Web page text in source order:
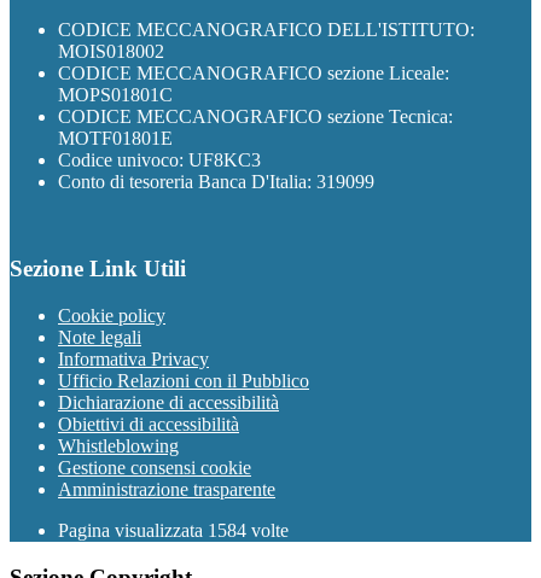
CODICE MECCANOGRAFICO DELL'ISTITUTO:
MOIS018002
CODICE MECCANOGRAFICO sezione Liceale:
MOPS01801C
CODICE MECCANOGRAFICO sezione Tecnica:
MOTF01801E
Codice univoco: UF8KC3
Conto di tesoreria Banca D'Italia: 319099
Sezione Link Utili
Cookie policy
Note legali
Informativa Privacy
Ufficio Relazioni con il Pubblico
Dichiarazione di accessibilità
Obiettivi di accessibilità
Whistleblowing
Gestione consensi cookie
Amministrazione trasparente
Pagina visualizzata 1584 volte